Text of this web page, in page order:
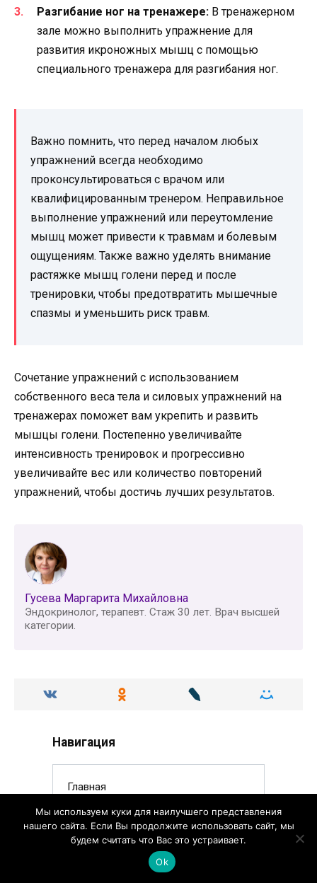
Разгибание ног на тренажере: В тренажерном
зале можно выполнить упражнение для
развития икроножных мышц с помощью
специального тренажера для разгибания ног.
Важно помнить, что перед началом любых
упражнений всегда необходимо
проконсультироваться с врачом или
квалифицированным тренером. Неправильное
выполнение упражнений или переутомление
мышц может привести к травмам и болевым
ощущениям. Также важно уделять внимание
растяжке мышц голени перед и после
тренировки, чтобы предотвратить мышечные
спазмы и уменьшить риск травм.
Сочетание упражнений с использованием
собственного веса тела и силовых упражнений на
тренажерах поможет вам укрепить и развить
мышцы голени. Постепенно увеличивайте
интенсивность тренировок и прогрессивно
увеличивайте вес или количество повторений
упражнений, чтобы достичь лучших результатов.
Гусева Маргарита Михайловна
Эндокринолог, терапевт. Стаж 30 лет. Врач высшей
категории.
Навигация
Главная
Статьи
Аптека
Мы используем куки для наилучшего представления
нашего сайта. Если Вы продолжите использовать сайт, мы
будем считать что Вас это устраивает.
Ok